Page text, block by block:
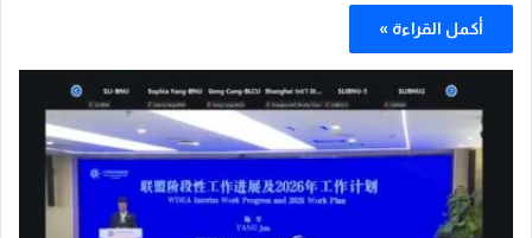
أكمل القراءة »